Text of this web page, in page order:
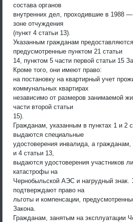
состава органов
внутренних дел, проходившие в 1988
зоне отчуждения
(пункт 4 статьи 13).
Указанным гражданам
предусмотренные пунктом 21 статьи
14, пунктом 5 части первой статьи 15
Кроме того, они имеют право:
на постановку на квартирный учет
коммунальных квартирах
независимо от размеров занимаемой
части второй статьи
15).
Гражданам, указанным в пунктах 1 и 2
выдаются специальные
удостоверения инвалида, а
и 4 статьи 13,
выдаются удостоверения участников
катастрофы на
Чернобыльской АЭС и нагрудный знак.
подтверждают право на
льготы и компенсации,
Закона.
Гражданам, занятым на эксплуатации